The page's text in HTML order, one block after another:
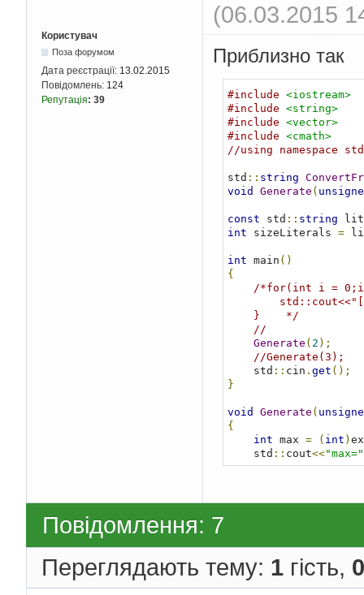
(06.03.2015
Користувач
Поза форумом
Дата реєстрації: 13.02.2015
Повідомлень: 124
Репутація: 39
Приблизно так
#include <iostream>
#include <string>
#include <vector>
#include <cmath>
//using namespace
std :: string
void
Generate (
const std :: string
int sizeLiterals =
int main ()
{
/*for(int i =
    }    */
//
Generate ( 2 );
//Generate(3);
    std
:: cin . get ();
}
void Generate (
{
int max = ( int )
    std
:: cout<<"max="
    std
::string s =
        std
::cout<<s
}
}
Повідомлення: 7
Переглядають тему: 1 гість, 0